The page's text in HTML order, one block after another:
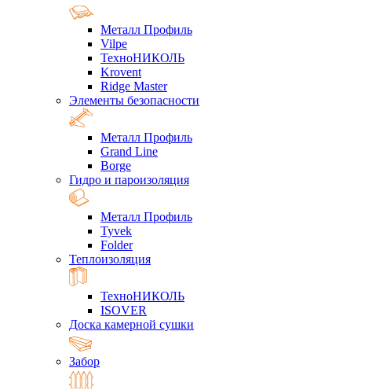
Металл Профиль
Vilpe
ТехноНИКОЛЬ
Krovent
Ridge Master
Элементы безопасности
Металл Профиль
Grand Line
Borge
Гидро и пароизоляция
Металл Профиль
Tyvek
Folder
Теплоизоляция
ТехноНИКОЛЬ
ISOVER
Доска камерной сушки
Забор